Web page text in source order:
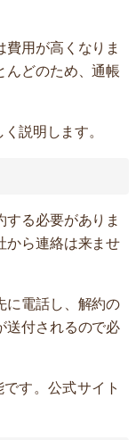
用が高くなりま
んどのため、通帳
説明します。
する必要がありま
から連絡は来ませ
に電話し、解約の
送付されるので必
す。公式サイト